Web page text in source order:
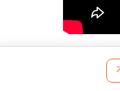
各類創作嘗試，其創作風
醫生演員，亦擔任講座及
圖鑑》共同創作、操偶師
共同創作、演員
員